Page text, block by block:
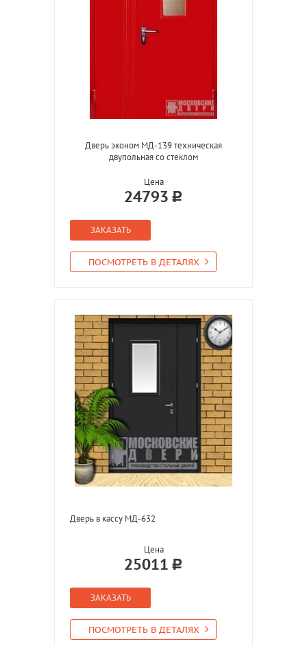
Дверь эконом МД-139 техническая
двупольная со стеклом
Цена
24793
ЗАКАЗАТЬ
ПОСМОТРЕТЬ В ДЕТАЛЯХ
Дверь в кассу МД-632
Цена
25011
ЗАКАЗАТЬ
ПОСМОТРЕТЬ В ДЕТАЛЯХ